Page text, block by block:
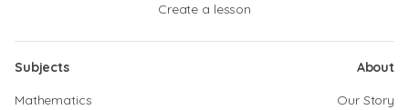
Create a lesson
Subjects
Mathematics
About
Our Story